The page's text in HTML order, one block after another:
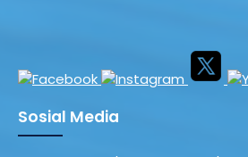
Sosial Media